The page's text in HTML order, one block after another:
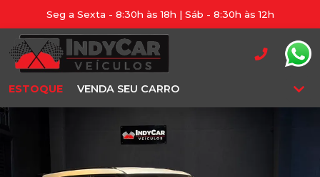
Seg a Sexta - 8:30h às 18h | Sáb - 8:30h às 12h
ESTOQUE VENDA SEU CARRO